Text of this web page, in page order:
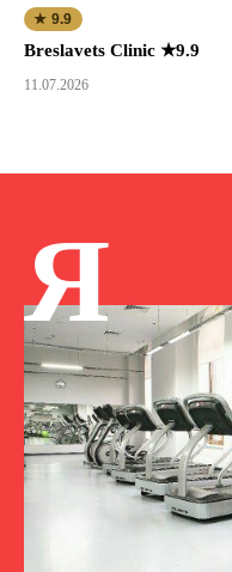
★ 9.9
Breslavets Clinic ★9.9
11.07.2026
Я